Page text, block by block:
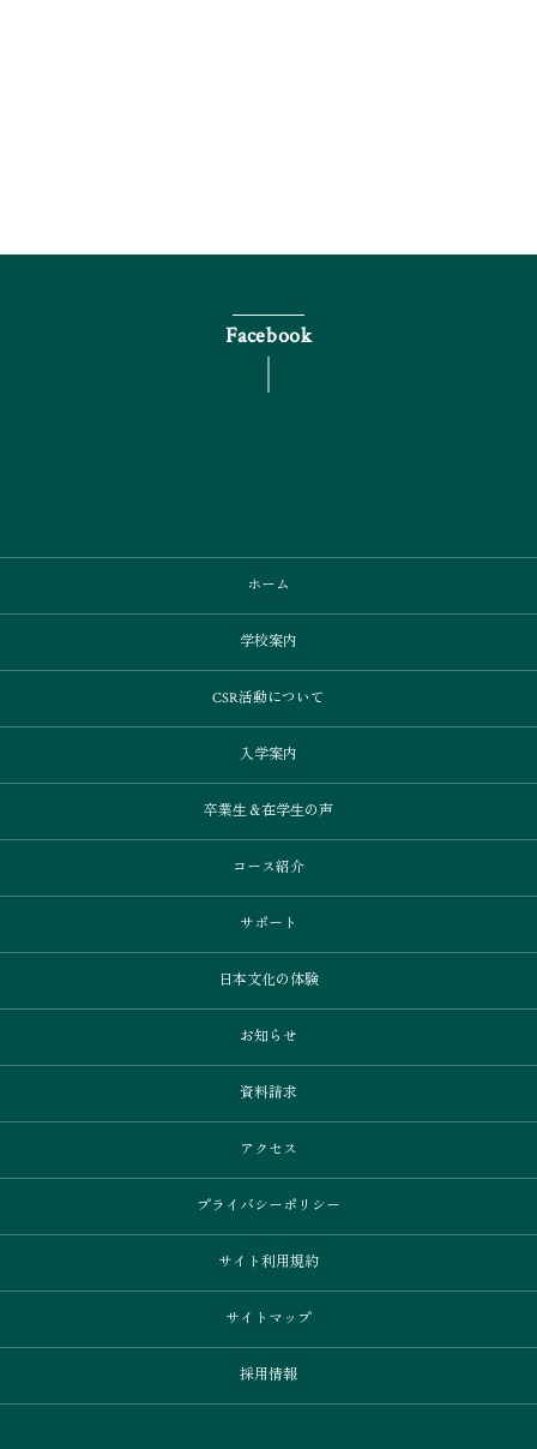
Facebook
ホーム
学校案内
CSR活動について
入学案内
卒業⽣＆在学⽣の声
コース紹介
サポート
日本文化の体験
お知らせ
資料請求
アクセス
プライバシーポリシー
サイト利用規約
サイトマップ
採用情報